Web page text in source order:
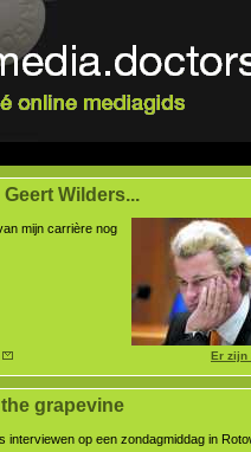
Wilders...
mijn carrière nog
Er zijn
the grapevine
interviewen op een zondagmiddag in